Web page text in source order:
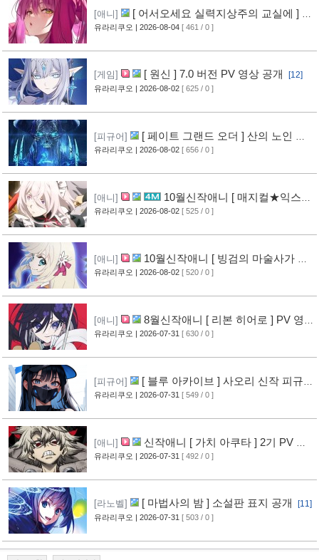
[애니]
[ 어서오세요 실력지상주의 교실에 ] 블
루레이 VOL.2 표지 공개 [7]
유라리쿠오 | 2026-08-04 [ 461 / 0 ]
[게임] [ 원신 ] 7.0 버전 PV 영상 공개 [12]
유라리쿠오 | 2026-08-02 [ 625 / 0 ]
[피규어]
[ 페이트 그랜드 오더 ] 산의 노인 신
작 피규어 공개 [17]
유라리쿠오 | 2026-08-02 [ 656 / 0 ]
[애니]
10월신작애니 [ 매지컬★익스플
로러 ] PV 영상 공개 [12]
유라리쿠오 | 2026-08-02 [ 525 / 0 ]
[애니]
10월신작애니 [ 빙검의 마술사가 세
계를 다스린다 ] 2기 PV 영상 공개
유라리쿠오 | 2026-08-02 [ 520 / 0 ]
[애니]
8월신작애니 [ 리본 히어로 ] PV 영
상 공개
[11]
유라리쿠오 | 2026-07-31 [ 630 / 0 ]
[피규어]
[ 블루 아카이브 ] 사오리 신작 피규어
공개 [10]
유라리쿠오 | 2026-07-31 [ 549 / 0 ]
[애니]
신작애니 [ 가치 아쿠타 ] 2기 PV 영
상 공개
[13]
유라리쿠오 | 2026-07-31 [ 492 / 0 ]
[라노벨] [ 마법사의 밤 ] 소설판 표지 공개 [11]
유라리쿠오 | 2026-07-31 [ 503 / 0 ]